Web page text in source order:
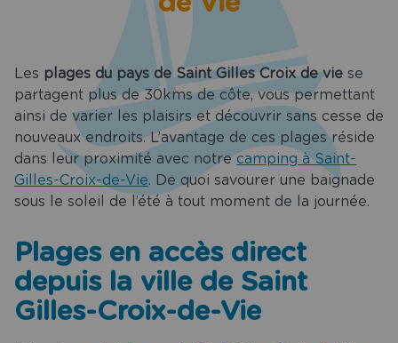
spéciales
Saint
Croix de
Vie
de salle
Gilles
de Vie
Les plages du pays de Saint Gilles Croix de vie se
partagent plus de 30kms de côte, vous permettant
ainsi de varier les plaisirs et découvrir sans cesse de
nouveaux endroits. L’avantage de ces plages réside
dans leur proximité avec notrecamping à Saint-
Gilles-Croix-de-Vie. De quoi savourer une baignade
sous le soleil de l’été à tout moment de la journée.
Plages en accès direct
depuis la ville de Saint
Gilles-Croix-de-Vie